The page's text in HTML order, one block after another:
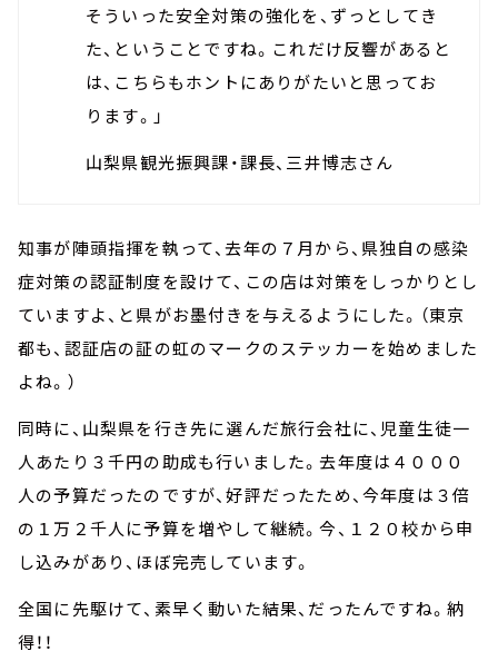
そういった安全対策の強化を、ずっとしてき
た、ということですね。これだけ反響があると
は、こちらもホントにありがたいと思ってお
ります。」
山梨県観光振興課・課長、三井博志さん
知事が陣頭指揮を執って、去年の７月から、県独自の感染
症対策の認証制度を設けて、この店は対策をしっかりとし
ていますよ、と県がお墨付きを与えるようにした。（東京
都も、認証店の証の虹のマークのステッカーを始めました
よね。）
同時に、山梨県を行き先に選んだ旅行会社に、児童生徒一
人あたり３千円の助成も行いました。去年度は４０００
人の予算だったのですが、好評だったため、今年度は３倍
の１万２千人に予算を増やして継続。今、１２０校から申
し込みがあり、ほぼ完売しています。
全国に先駆けて、素早く動いた結果、だったんですね。納
得！！